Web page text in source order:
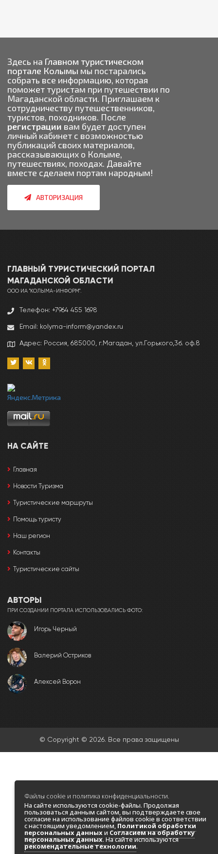
Здесь на Главном туристическом
портале Колымы мы постарались
собрать все информацию, которая
поможет туристам при путешествии по
Магаданской области. Приглашаем к
сотрудничеству путешественников,
туристов, походников. После
регистрации вам будет доступен
личный кабинет с возможностью
публикаций своих материалов,
рассказывающих о Колыме,
путешествиях, походах. Давайте
вместе сделаем портам народным!
АВТОРИЗАЦИЯ
ГЛАВНЫЙ ТУРИСТИЧЕСКИЙ ПОРТАЛ
МАГАДАНCКОЙ ОБЛАСТИ
ООО ИА "КОЛЫМА-ИНФОРМ".
Телефон: +7964 455 1698
Email: kolyma-inform@yandex.ru
Адрес: Россия, 685000, г.Магадан, ул.Горького,3б. оф.8
НА САЙТЕ
Главная
Новости Туризма
Туристические маршруты
Помощь туристу
Наш регион
Контакты
Туристические сайты
АВТОРЫ
ПРИ СОЗДАНИИ ПОРТАЛА ИСПОЛЬЗОВАЛИСЬ ФОТО:
Игорь Черный
Валерий Остриков
Алексей Ворон
© Copyright © 2026. Все права защищены
Файлы cookie и политика конфиденциальности.
На сайте используются cookie-файлы. Продолжая
пользоваться данным сайтом, вы подтверждаете свое
согласие на использование файлов cookie в соответствии
с настоящим уведомлением, Политикой обработки
персональных данныхи Согласием на обработку
персональных данных. На сайте используются
рекомендательные технологии.